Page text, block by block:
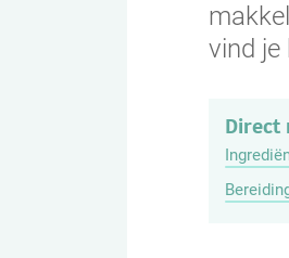
vind je
Direct